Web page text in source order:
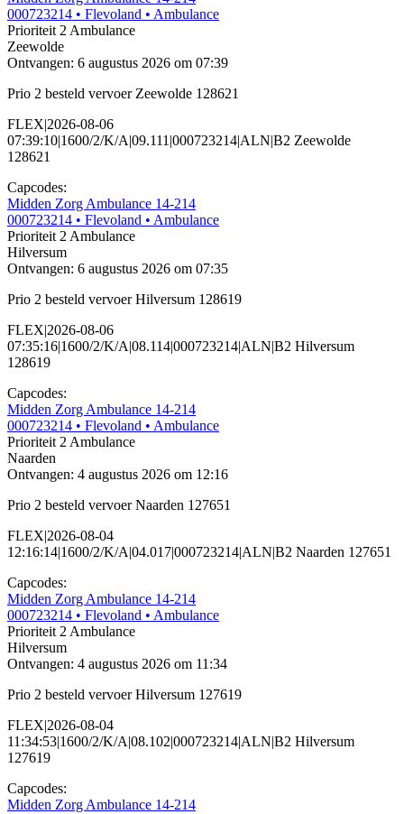
000723214 • Flevoland • Ambulance
Prioriteit 2 Ambulance
Zeewolde
Ontvangen: 6 augustus 2026 om 07:39
Prio 2 besteld vervoer Zeewolde 128621
FLEX|2026-08-06
07:39:10|1600/2/K/A|09.111|000723214|ALN|B2 Zeewolde
128621
Capcodes:
Midden Zorg Ambulance 14-214
000723214 • Flevoland • Ambulance
Prioriteit 2 Ambulance
Hilversum
Ontvangen: 6 augustus 2026 om 07:35
Prio 2 besteld vervoer Hilversum 128619
FLEX|2026-08-06
07:35:16|1600/2/K/A|08.114|000723214|ALN|B2 Hilversum
128619
Capcodes:
Midden Zorg Ambulance 14-214
000723214 • Flevoland • Ambulance
Prioriteit 2 Ambulance
Naarden
Ontvangen: 4 augustus 2026 om 12:16
Prio 2 besteld vervoer Naarden 127651
FLEX|2026-08-04
12:16:14|1600/2/K/A|04.017|000723214|ALN|B2 Naarden 127651
Capcodes:
Midden Zorg Ambulance 14-214
000723214 • Flevoland • Ambulance
Prioriteit 2 Ambulance
Hilversum
Ontvangen: 4 augustus 2026 om 11:34
Prio 2 besteld vervoer Hilversum 127619
FLEX|2026-08-04
11:34:53|1600/2/K/A|08.102|000723214|ALN|B2 Hilversum
127619
Capcodes:
Midden Zorg Ambulance 14-214